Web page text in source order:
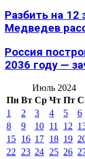
Разбить на 12
Медведев
Россия
2036 году —
Июль 2024
Пн Вт Ср Чт Пт
1
2 3 4 5 6
8
9 10 11 12
15 16 17 18 19
22
23 24 25 26